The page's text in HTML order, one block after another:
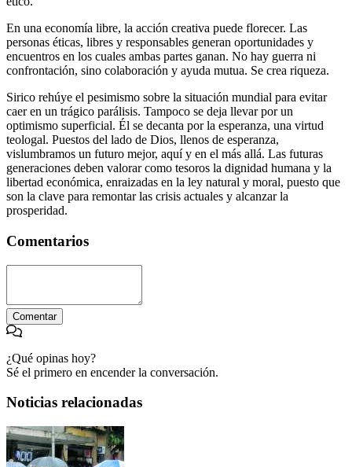
En una economía libre, la acción creativa puede florecer. Las
personas éticas, libres y responsables generan oportunidades y
encuentros en los cuales ambas partes ganan. No hay guerra ni
confrontación, sino colaboración y ayuda mutua. Se crea riqueza.
Sirico rehúye el pesimismo sobre la situación mundial para evitar
caer en un trágico parálisis. Tampoco se deja llevar por un
optimismo superficial. Él se decanta por la esperanza, una virtud
teologal. Puestos del lado de Dios, llenos de esperanza,
vislumbramos un futuro mejor, aquí y en el más allá. Las futuras
generaciones deben valorar como tesoros la dignidad humana y la
libertad económica, enraizadas en la ley natural y moral, puesto que
son la clave para remontar las crisis actuales y alcanzar la
prosperidad.
Comentarios
Comentar
¿Qué opinas hoy?
Sé el primero en encender la conversación.
Noticias relacionadas